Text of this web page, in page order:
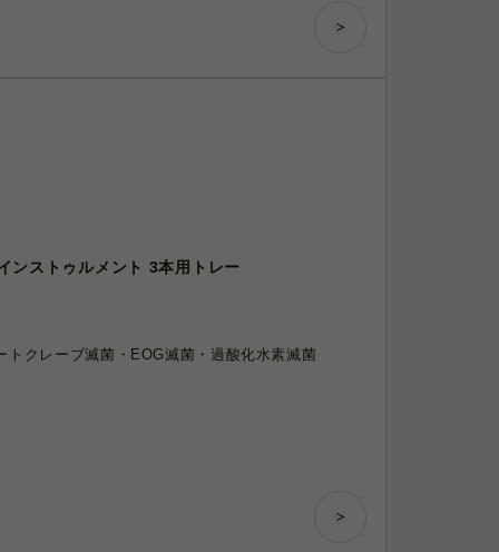
ストゥルメント 3本用トレー
トクレーブ滅菌・EOG滅菌・過酸化水素滅菌